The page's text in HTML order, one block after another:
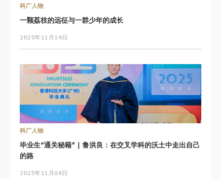
科广人物
一颗荔枝的远征与一群少年的成长
2025年11月14日
科广人物
毕业生“通关秘籍” | 鲁洪良：在交叉学科的沃土中走出自己
的路
2025年11月04日